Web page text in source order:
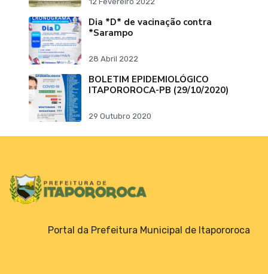
Dia *D* de vacinação contra
*Sarampo
28 Abril 2022
BOLETIM EPIDEMIOLÓGICO
ITAPOROROCA-PB (29/10/2020)
29 Outubro 2020
Portal da Prefeitura Municipal de Itapororoca